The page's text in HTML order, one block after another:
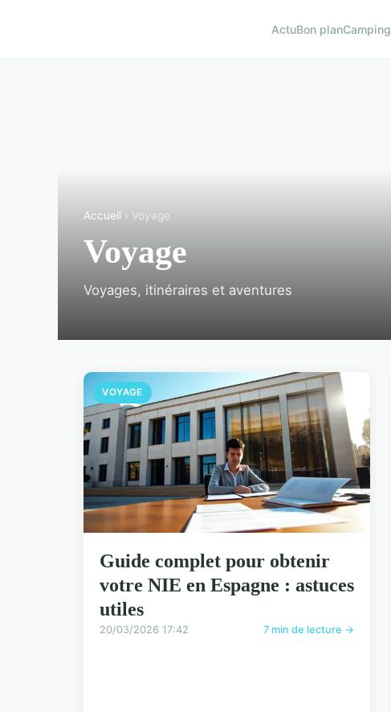
ActuBon planCamping
Accueil › Voyage
Voyage
Voyages, itinéraires et aventures
VOYAGE
Guide complet pour obtenir
votre NIE en Espagne : astuces
utiles
20/03/2026 17:42 7 min de lecture →